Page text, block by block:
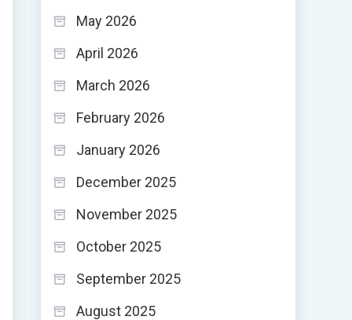
May 2026
April 2026
March 2026
February 2026
January 2026
December 2025
November 2025
October 2025
September 2025
August 2025